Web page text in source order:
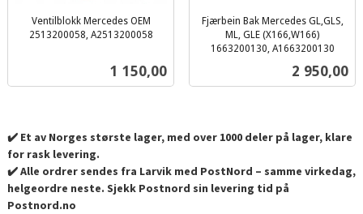
Ventilblokk Mercedes OEM
2513200058, A2513200058
Pris
1 150,00
Fjærbein Bak Mercedes GL,GLS,
ML, GLE (X166,W166)
1663200130, A1663200130
Pris
2 950,00
✔️ Et av Norges største lager, med over 1000 deler på lager, klare
for rask levering.
✔️ Alle ordrer sendes fra Larvik med PostNord – samme virkedag,
helgeordre neste. Sjekk Postnord sin levering tid på
Postnord.no